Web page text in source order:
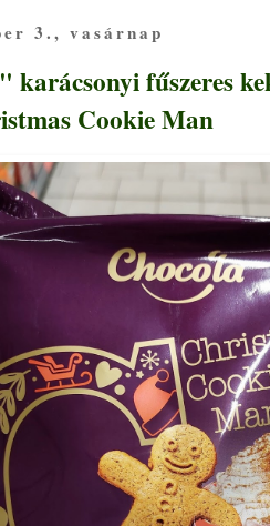
3., vasárnap
karácsonyi fűszeres
Cookie Man